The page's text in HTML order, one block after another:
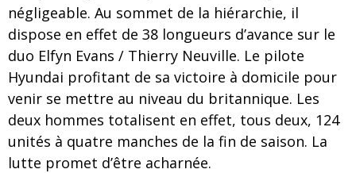
négligeable. Au sommet de la hiérarchie, il
dispose en effet de 38 longueurs d’avance sur le
duo Elfyn Evans / Thierry Neuville. Le pilote
Hyundai profitant de sa victoire à domicile pour
venir se mettre au niveau du britannique. Les
deux hommes totalisent en effet, tous deux, 124
unités à quatre manches de la fin de saison. La
lutte promet d’être acharnée.